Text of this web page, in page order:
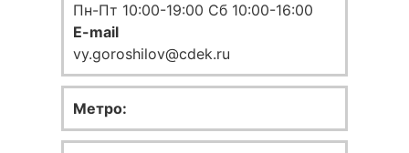
Пн-Пт 10:00-19:00 Сб 10:00-16:00
E-mail
vy.goroshilov@cdek.ru
Метро: